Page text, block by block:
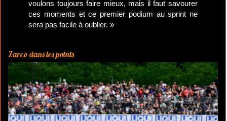
voulons toujours faire mieux, mais il faut savourer
ces moments et ce premier podium au sprint ne
sera pas facile à oublier. »
Zarco dans les points